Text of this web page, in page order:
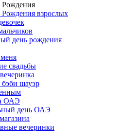
Рождения
Рождения взрослых
день рождения
свадьбы
шауэр
ОАЭ
день ОАЭ
вечеринки